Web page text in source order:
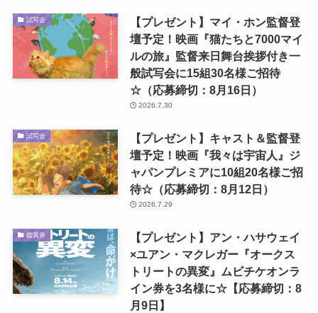
試写会
【プレゼント】マイ・ホン監督登
壇予定！映画『猫たちと7000マイ
ルの旅』監督来日舞台挨拶付き一
般試写会に15組30名様ご招待
☆（応募締切：8月16日）
2026.7.30
試写会
【プレゼント】キャスト＆監督登
壇予定！映画『我々は宇宙人』ジ
ャパンプレミアに10組20名様ご招
待☆（応募締切：8月12日）
2026.7.29
鑑賞券
【プレゼント】アン・ハサウェイ
×ユアン・マクレガー『オークス
トリートの異変』ムビチケオンラ
イン券を3名様に☆【応募締切：8
月9日】